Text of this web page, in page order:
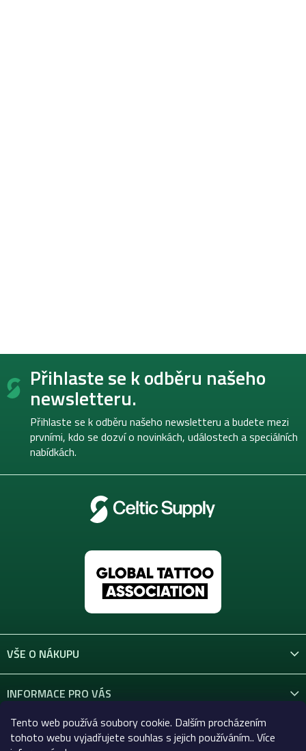
Tento web používá soubory cookie. Dalším procházením
tohoto webu vyjadřujete souhlas s jejich používáním.. Více
Z
Přihlaste se k odběru našeho
newsletteru.
Přihlaste se k odběru našeho newsletteru a budete mezi
prvními, kdo se dozví o novinkách, událostech a speciálních
nabídkách.
VŠE O NÁKUPU
INFORMACE PRO VÁS
KONTAKT